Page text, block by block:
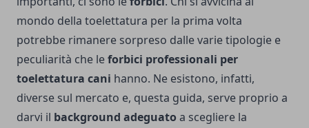
mondo della toelettatura per la prima volta
potrebbe rimanere sorpreso dalle varie tipologie e
peculiarità che leforbici professionali per
toelettatura cani hanno. Ne esistono, infatti,
diverse sul mercato e, questa guida, serve proprio a
darvi il background adeguato a scegliere la